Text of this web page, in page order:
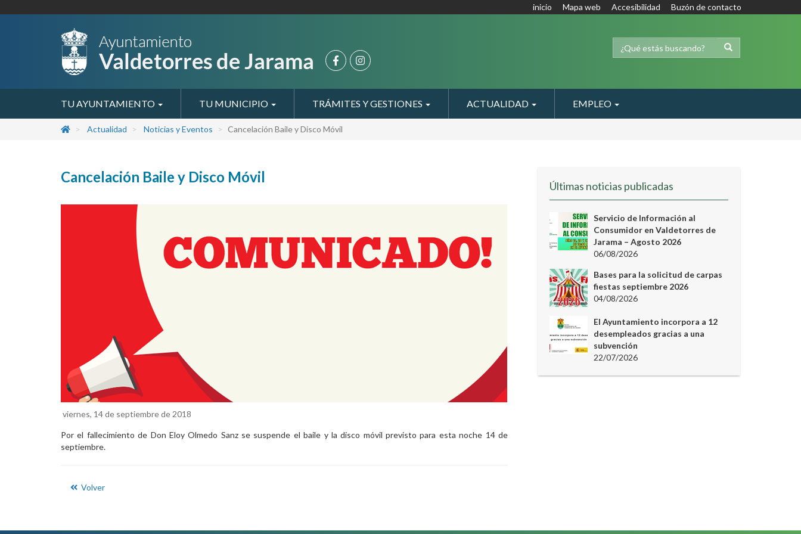
inicio Mapa web Accesibilidad Buzón de contacto
TU AYUNTAMIENTO TU MUNICIPIO TRÁMITES Y GESTIONES ACTUALIDAD EMPLEO
Actualidad Noticias y Eventos Cancelación Baile y Disco Móvil
Cancelación Baile y Disco Móvil
viernes, 14 de septiembre de 2018
Por el fallecimiento de Don Eloy Olmedo Sanz se suspende el baile y la disco móvil previsto para esta noche 14 de
septiembre.
Volver
Últimas noticias publicadas
Servicio de Información al
Consumidor en Valdetorres de
Jarama – Agosto 2026
06/08/2026
Bases para la solicitud de carpas
fiestas septiembre 2026
04/08/2026
El Ayuntamiento incorpora a 12
desempleados gracias a una
subvención
22/07/2026